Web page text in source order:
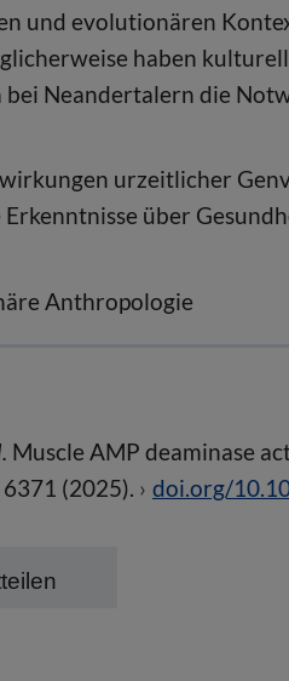
und evolutionären
haben
bei Neandertalern die
urzeitlicher
über
Anthropologie
Muscle AMP deaminase
, 6371 (2025). doi.org/